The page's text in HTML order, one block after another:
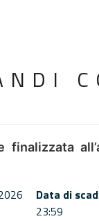
Data di
23:59